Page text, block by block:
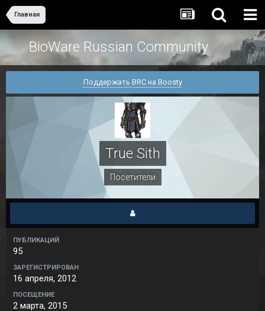
Главная
BioWare Russian Community
Поддержать BRC на Boosty
True Sith
Посетители
ПУБЛИКАЦИЙ
95
ЗАРЕГИСТРИРОВАН
16 апреля, 2012
ПОСЕЩЕНИЕ
2 марта, 2015